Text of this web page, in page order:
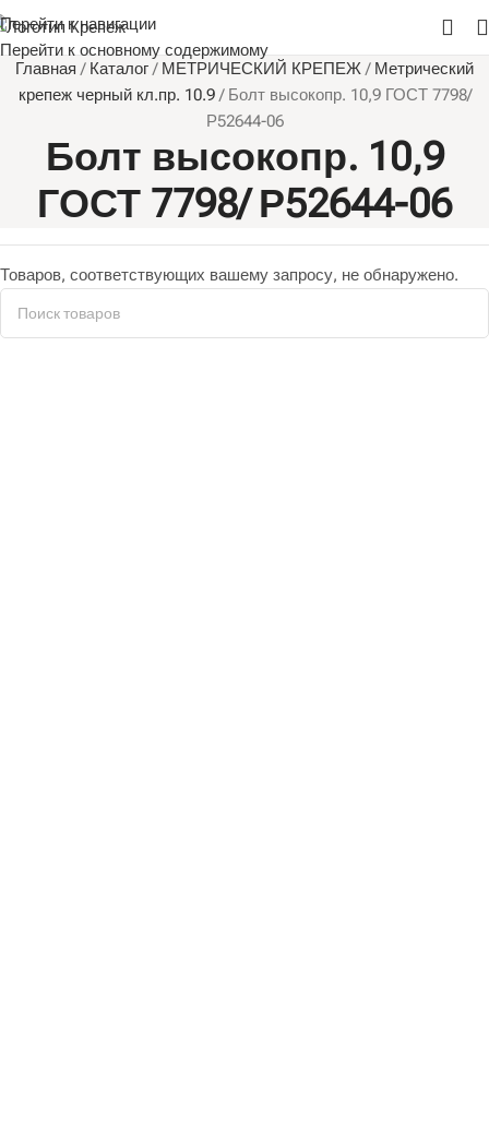
Перейти к навигации
Перейти к основному содержимому
Главная / Каталог/ МЕТРИЧЕСКИЙ КРЕПЕЖ/ Метрический
крепеж черный кл.пр. 10.9/ Болт высокопр. 10,9 ГОСТ 7798/
Р52644-06
Болт высокопр. 10,9
ГОСТ 7798/ Р52644-06
Товаров, соответствующих вашему запросу, не обнаружено.